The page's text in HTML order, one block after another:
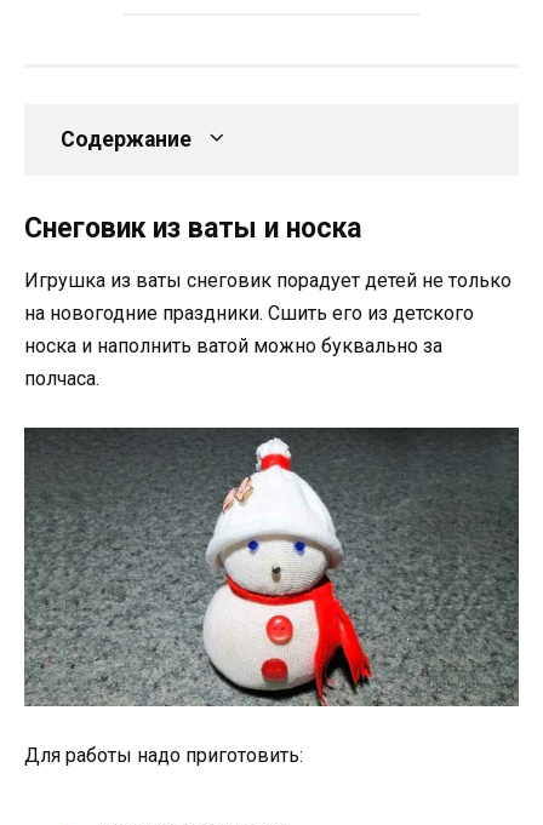
Содержание
Снеговик из ваты и носка
Игрушка из ваты снеговик порадует детей не только
на новогодние праздники. Сшить его из детского
носка и наполнить ватой можно буквально за
полчаса.
Для работы надо приготовить: